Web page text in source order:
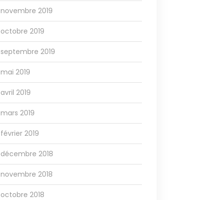
novembre 2019
octobre 2019
septembre 2019
mai 2019
avril 2019
mars 2019
février 2019
décembre 2018
novembre 2018
octobre 2018